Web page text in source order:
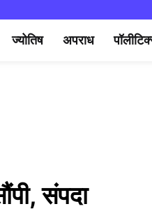
ज्योतिष अपराध
संपदा